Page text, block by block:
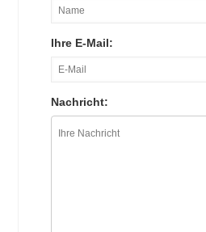
Ihre E-Mail:
Nachricht: